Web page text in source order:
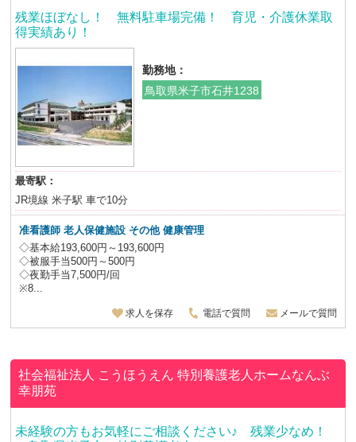
残業ほぼなし！ 無料駐車場完備！ 育児・介護休業取
得実績あり！
勤務地：
鳥取県米子市石井1238
最寄駅：
JR境線 米子駅 車で10分
准看護師老人保健施設 その他 健康管理
◇基本給193,600円～193,600円
◇被服手当500円～500円
◇夜勤手当7,500円/回
※8...
求人を保存 電話で質問 メールで質問
社会福祉法人 こうほうえん特別養護老人ホームなんぶ
幸朋苑
未経験の方もお気軽にご相談ください♪ 残業少なめ！